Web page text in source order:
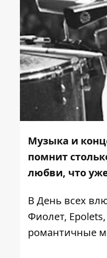
Музыка и
помнит
любви, что
В День всех
Фиолет,
романтичные